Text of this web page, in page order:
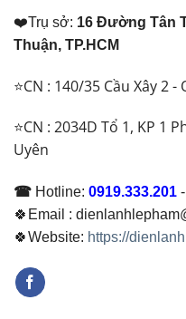
❤️Trụ sở: 16 Đường Tân
Thuận, TP.HCM
⭐CN : 140/35 Cầu Xây 2 -
⭐CN : 2034D Tổ 1, KP 1
Uyên
☎ Hotline: 0919.333.201 -
🍀Email :
🍀Website: https://